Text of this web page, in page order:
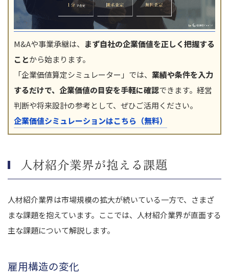
M&Aや事業承継は、 まず自社の企業価値を正しく把握する
ことから始まります。
「企業価値算定シミュレーター」では、 業績や条件を入力
するだけで、企業価値の目安を手軽に確認できます。経営
判断や将来設計の参考として、ぜひご活用ください。
企業価値シミュレーションはこちら（無料）
人材紹介業界が抱える課題
人材紹介業界は市場規模の拡大が続いている一方で、さまざ
まな課題を抱えています。ここでは、人材紹介業界が直面する
主な課題について解説します。
雇用構造の変化